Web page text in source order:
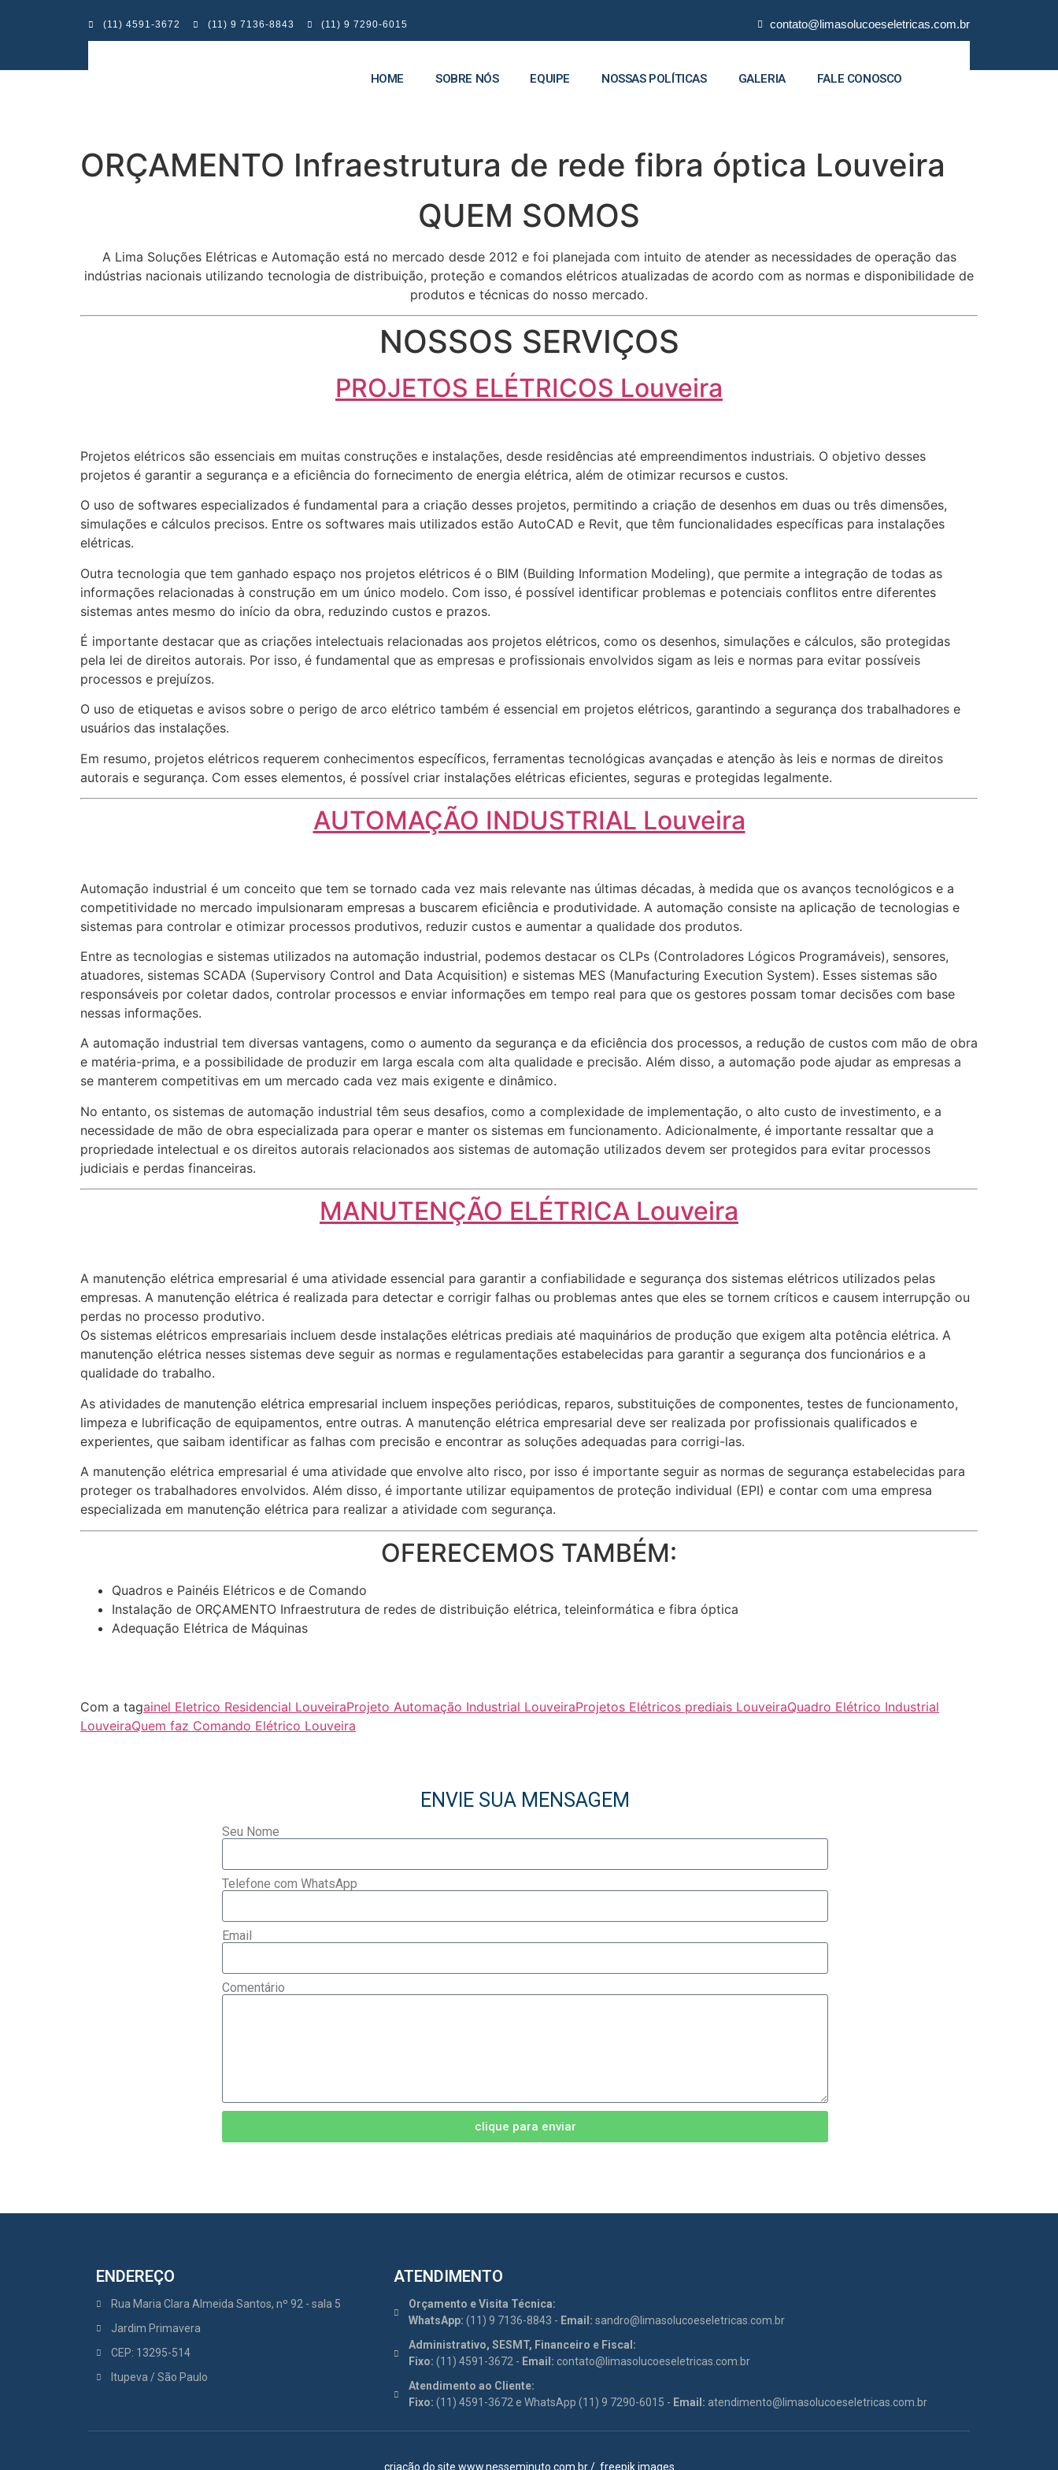
(11) 4591-3672 (11) 9 7136-8843 (11) 9 7290-6015 contato@limasolucoeseletricas.com.br
HOME SOBRE NÓS EQUIPE NOSSAS POLÍTICAS GALERIA FALE CONOSCO
ORÇAMENTO Infraestrutura de rede fibra óptica Louveira
QUEM SOMOS
A Lima Soluções Elétricas e Automação está no mercado desde 2012 e foi planejada com intuito de atender as necessidades de operação das
indústrias nacionais utilizando tecnologia de distribuição, proteção e comandos elétricos atualizadas de acordo com as normas e disponibilidade de
produtos e técnicas do nosso mercado.
NOSSOS SERVIÇOS
PROJETOS ELÉTRICOS Louveira
Projetos elétricos são essenciais em muitas construções e instalações, desde residências até empreendimentos industriais. O objetivo desses
projetos é garantir a segurança e a eficiência do fornecimento de energia elétrica, além de otimizar recursos e custos.
O uso de softwares especializados é fundamental para a criação desses projetos, permitindo a criação de desenhos em duas ou três dimensões,
simulações e cálculos precisos. Entre os softwares mais utilizados estão AutoCAD e Revit, que têm funcionalidades específicas para instalações
elétricas.
Outra tecnologia que tem ganhado espaço nos projetos elétricos é o BIM (Building Information Modeling), que permite a integração de todas as
informações relacionadas à construção em um único modelo. Com isso, é possível identificar problemas e potenciais conflitos entre diferentes
sistemas antes mesmo do início da obra, reduzindo custos e prazos.
É importante destacar que as criações intelectuais relacionadas aos projetos elétricos, como os desenhos, simulações e cálculos, são protegidas
pela lei de direitos autorais. Por isso, é fundamental que as empresas e profissionais envolvidos sigam as leis e normas para evitar possíveis
processos e prejuízos.
O uso de etiquetas e avisos sobre o perigo de arco elétrico também é essencial em projetos elétricos, garantindo a segurança dos trabalhadores e
usuários das instalações.
Em resumo, projetos elétricos requerem conhecimentos específicos, ferramentas tecnológicas avançadas e atenção às leis e normas de direitos
autorais e segurança. Com esses elementos, é possível criar instalações elétricas eficientes, seguras e protegidas legalmente.
AUTOMAÇÃO INDUSTRIAL Louveira
Automação industrial é um conceito que tem se tornado cada vez mais relevante nas últimas décadas, à medida que os avanços tecnológicos e a
competitividade no mercado impulsionaram empresas a buscarem eficiência e produtividade. A automação consiste na aplicação de tecnologias e
sistemas para controlar e otimizar processos produtivos, reduzir custos e aumentar a qualidade dos produtos.
Entre as tecnologias e sistemas utilizados na automação industrial, podemos destacar os CLPs (Controladores Lógicos Programáveis), sensores,
atuadores, sistemas SCADA (Supervisory Control and Data Acquisition) e sistemas MES (Manufacturing Execution System). Esses sistemas são
responsáveis por coletar dados, controlar processos e enviar informações em tempo real para que os gestores possam tomar decisões com base
nessas informações.
A automação industrial tem diversas vantagens, como o aumento da segurança e da eficiência dos processos, a redução de custos com mão de obra
e matéria-prima, e a possibilidade de produzir em larga escala com alta qualidade e precisão. Além disso, a automação pode ajudar as empresas a
se manterem competitivas em um mercado cada vez mais exigente e dinâmico.
No entanto, os sistemas de automação industrial têm seus desafios, como a complexidade de implementação, o alto custo de investimento, e a
necessidade de mão de obra especializada para operar e manter os sistemas em funcionamento. Adicionalmente, é importante ressaltar que a
propriedade intelectual e os direitos autorais relacionados aos sistemas de automação utilizados devem ser protegidos para evitar processos
judiciais e perdas financeiras.
MANUTENÇÃO ELÉTRICA Louveira
A manutenção elétrica empresarial é uma atividade essencial para garantir a confiabilidade e segurança dos sistemas elétricos utilizados pelas
empresas. A manutenção elétrica é realizada para detectar e corrigir falhas ou problemas antes que eles se tornem críticos e causem interrupção ou
perdas no processo produtivo.
Os sistemas elétricos empresariais incluem desde instalações elétricas prediais até maquinários de produção que exigem alta potência elétrica. A
manutenção elétrica nesses sistemas deve seguir as normas e regulamentações estabelecidas para garantir a segurança dos funcionários e a
qualidade do trabalho.
As atividades de manutenção elétrica empresarial incluem inspeções periódicas, reparos, substituições de componentes, testes de funcionamento,
limpeza e lubrificação de equipamentos, entre outras. A manutenção elétrica empresarial deve ser realizada por profissionais qualificados e
experientes, que saibam identificar as falhas com precisão e encontrar as soluções adequadas para corrigi-las.
A manutenção elétrica empresarial é uma atividade que envolve alto risco, por isso é importante seguir as normas de segurança estabelecidas para
proteger os trabalhadores envolvidos. Além disso, é importante utilizar equipamentos de proteção individual (EPI) e contar com uma empresa
especializada em manutenção elétrica para realizar a atividade com segurança.
OFERECEMOS TAMBÉM:
Quadros e Painéis Elétricos e de Comando
Instalação de ORÇAMENTO Infraestrutura de redes de distribuição elétrica, teleinformática e fibra óptica
Adequação Elétrica de Máquinas
Com a tagainel Eletrico Residencial LouveiraProjeto Automação Industrial LouveiraProjetos Elétricos prediais LouveiraQuadro Elétrico Industrial
LouveiraQuem faz Comando Elétrico Louveira
ENVIE SUA MENSAGEM
Seu Nome
Telefone com WhatsApp
Email
Comentário
clique para enviar
ENDEREÇO
Rua Maria Clara Almeida Santos, nº 92 - sala 5
Jardim Primavera
CEP: 13295-514
Itupeva / São Paulo
ATENDIMENTO
Orçamento e Visita Técnica:
WhatsApp: (11) 9 7136-8843 - Email: sandro@limasolucoeseletricas.com.br
Administrativo, SESMT, Financeiro e Fiscal:
Fixo: (11) 4591-3672 - Email: contato@limasolucoeseletricas.com.br
Atendimento ao Cliente:
Fixo: (11) 4591-3672 e WhatsApp (11) 9 7290-6015 - Email: atendimento@limasolucoeseletricas.com.br
criação do site www.nesseminuto.com.br/ freepik images